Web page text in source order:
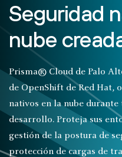
Seguridad
nube
Prisma® Cloud de Palo
de OpenShift de Red Hat,
nativos en la nube
desarrollo. Proteja sus
gestión de la postura de
protección de cargas de